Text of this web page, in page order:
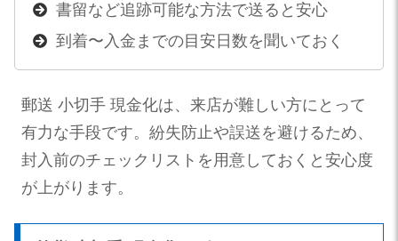
書留など追跡可能な方法で送ると安心
到着〜入金までの目安日数を聞いておく
郵送 小切手 現金化は、来店が難しい方にとって
有力な手段です。紛失防止や誤送を避けるため、
封入前のチェックリストを用意しておくと安心度
が上がります。